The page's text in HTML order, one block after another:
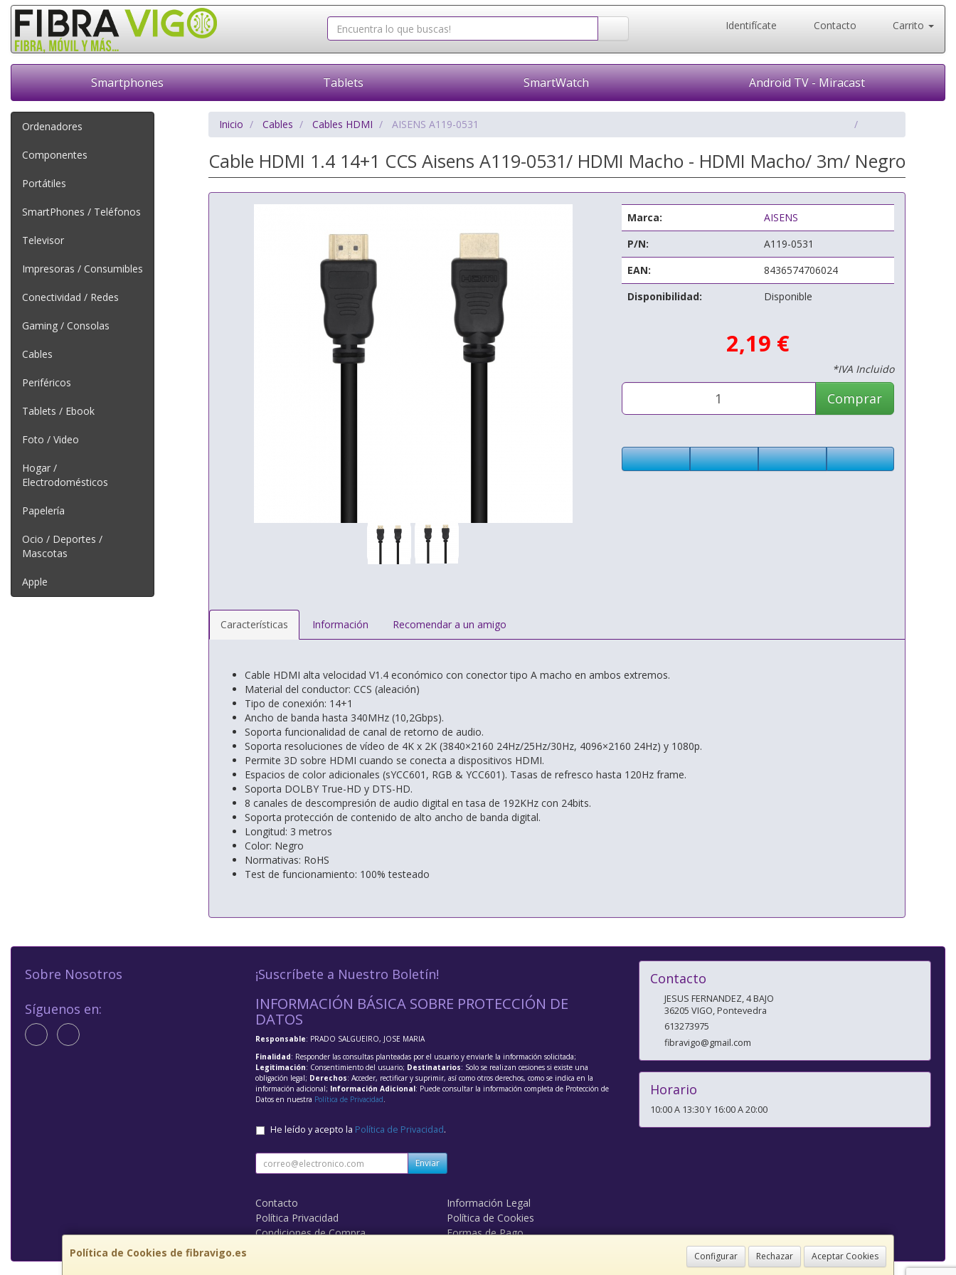
Identifícate Contacto Carrito
Smartphones Tablets SmartWatch Android TV - Miracast
Ordenadores
Componentes
Portátiles
SmartPhones / Teléfonos
Televisor
Impresoras / Consumibles
Conectividad / Redes
Gaming / Consolas
Cables
Periféricos
Tablets / Ebook
Foto / Video
Hogar /
Electrodomésticos
Papelería
Ocio / Deportes /
Mascotas
Apple
Inicio Cables Cables HDMI AISENS A119-0531
Cable HDMI 1.4 14+1 CCS Aisens A119-0531/ HDMI Macho - HDMI Macho/ 3m/ Negro
Marca:
AISENS
P/N:
A119-0531
EAN:
8436574706024
Disponibilidad:
Disponible
2,19 €
*IVA Incluido
Comprar
Características Información Recomendar a un amigo
Cable HDMI alta velocidad V1.4 económico con conector tipo A macho en ambos extremos.
Material del conductor: CCS (aleación)
Tipo de conexión: 14+1
Ancho de banda hasta 340MHz (10,2Gbps).
Soporta funcionalidad de canal de retorno de audio.
Soporta resoluciones de vídeo de 4K x 2K (3840×2160 24Hz/25Hz/30Hz, 4096×2160 24Hz) y 1080p.
Permite 3D sobre HDMI cuando se conecta a dispositivos HDMI.
Espacios de color adicionales (sYCC601, RGB & YCC601). Tasas de refresco hasta 120Hz frame.
Soporta DOLBY True-HD y DTS-HD.
8 canales de descompresión de audio digital en tasa de 192KHz con 24bits.
Soporta protección de contenido de alto ancho de banda digital.
Longitud: 3 metros
Color: Negro
Normativas: RoHS
Test de funcionamiento: 100% testeado
Política de Cookies de fibravigo.es Configurar Rechazar Aceptar Cookies
Sobre Nosotros
Síguenos en:
¡Suscríbete a Nuestro Boletín!
INFORMACIÓN BÁSICA SOBRE PROTECCIÓN DE
DATOS
Responsable: PRADO SALGUEIRO, JOSE MARIA
Finalidad: Responder las consultas planteadas por el usuario y enviarle la información solicitada;
Legitimación: Consentimiento del usuario; Destinatarios: Solo se realizan cesiones si existe una
obligación legal; Derechos: Acceder, rectificar y suprimir, así como otros derechos, como se indica en la
información adicional; Información Adicional: Puede consultar la información completa de Protección de
Datos en nuestra Política de Privacidad.
He leído y acepto la Política de Privacidad.
Enviar
Contacto
Información Legal
Política Privacidad
Política de Cookies
Condiciones de Compra
Formas de Pago
Contacto
JESUS FERNANDEZ, 4 BAJO
36205 VIGO,Pontevedra
613273975
fibravigo@gmail.com
Horario
10:00 A 13:30 Y 16:00 A 20:00